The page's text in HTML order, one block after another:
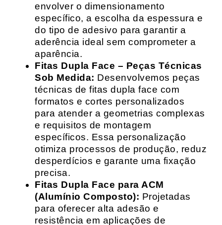
envolver o dimensionamento
específico, a escolha da espessura e
do tipo de adesivo para garantir a
aderência ideal sem comprometer a
aparência.
Fitas Dupla Face – Peças Técnicas
Sob Medida: Desenvolvemos peças
técnicas de fitas dupla face com
formatos e cortes personalizados
para atender a geometrias complexas
e requisitos de montagem
específicos. Essa personalização
otimiza processos de produção, reduz
desperdícios e garante uma fixação
precisa.
Fitas Dupla Face para ACM
(Alumínio Composto): Projetadas
para oferecer alta adesão e
resistência em aplicações de